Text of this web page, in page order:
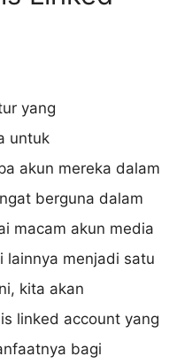
yang
untuk
akun mereka dalam
berguna dalam
macam akun media
lainnya menjadi satu
kita akan
linked account yang
bagi